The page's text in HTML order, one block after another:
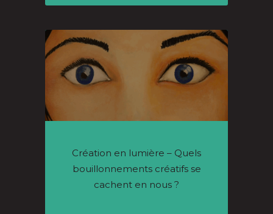
Création en lumière – Quels
bouillonnements créatifs se
cachent en nous ?